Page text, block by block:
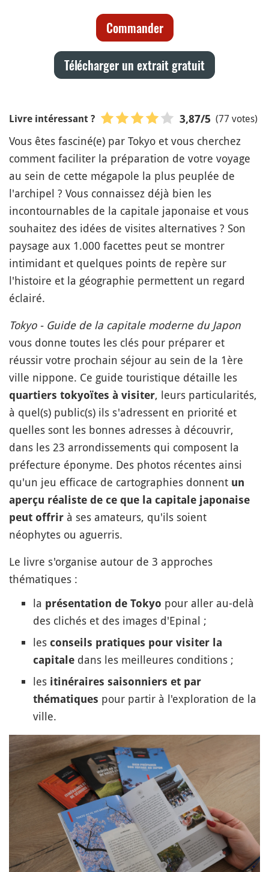
Commander
Télécharger un extrait gratuit
Livre intéressant ? 3,87/5 (77 votes)
Vous êtes fasciné(e) par Tokyo et vous cherchez
comment faciliter la préparation de votre voyage
au sein de cette mégapole la plus peuplée de
l'archipel ? Vous connaissez déjà bien les
incontournables de la capitale japonaise et vous
souhaitez des idées de visites alternatives ? Son
paysage aux 1.000 facettes peut se montrer
intimidant et quelques points de repère sur
l'histoire et la géographie permettent un regard
éclairé.
Tokyo - Guide de la capitale moderne du Japon
vous donne toutes les clés pour préparer et
réussir votre prochain séjour au sein de la 1ère
ville nippone. Ce guide touristique détaille les
quartiers tokyoïtes à visiter, leurs particularités,
à quel(s) public(s) ils s'adressent en priorité et
quelles sont les bonnes adresses à découvrir,
dans les 23 arrondissements qui composent la
préfecture éponyme. Des photos récentes ainsi
qu'un jeu efficace de cartographies donnent un
aperçu réaliste de ce que la capitale japonaise
peut offrir à ses amateurs, qu'ils soient
néophytes ou aguerris.
Le livre s'organise autour de 3 approches
thématiques :
la présentation de Tokyo pour aller au-delà
des clichés et des images d'Epinal ;
les conseils pratiques pour visiter la
capitale dans les meilleures conditions ;
les itinéraires saisonniers et par
thématiques pour partir à l'exploration de la
ville.